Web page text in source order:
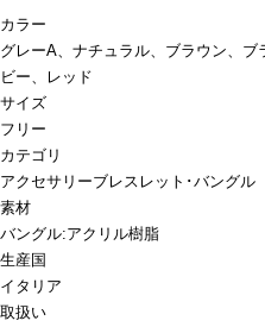
カラー
グレーA、ナチュラル、ブラウン、
ビー、レッド
サイズ
フリー
カテゴリ
アクセサリーブレスレット･バングル
素材
バングル:アクリル樹脂
生産国
イタリア
取扱い